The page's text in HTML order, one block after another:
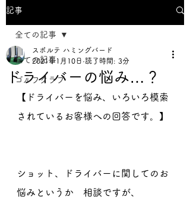
記事
全ての記事
ゴルフクラブ
全ての記事
ドライバーの悩み…？
スポルテ ハミングバード
2021年1月10日 読了時間: 3分
【ドライバーを悩み、いろいろ模索
されているお客様への回答です。】
ショット、ドライバーに関してのお
悩みというか　相談ですが、